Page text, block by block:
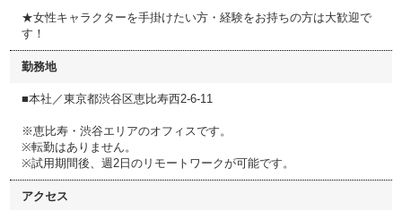
★女性キャラクターを手掛けたい方・経験をお持ちの方は大歓迎で
す！
勤務地
■本社／東京都渋谷区恵比寿西2-6-11
※恵比寿・渋谷エリアのオフィスです。
※転勤はありません。
※試用期間後、週2日のリモートワークが可能です。
アクセス